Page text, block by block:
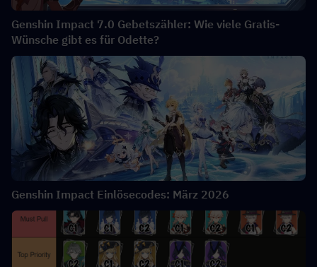
Genshin Impact 7.0 Gebetszähler: Wie viele Gratis-
Wünsche gibt es für Odette?
Genshin Impact Einlösecodes: März 2026